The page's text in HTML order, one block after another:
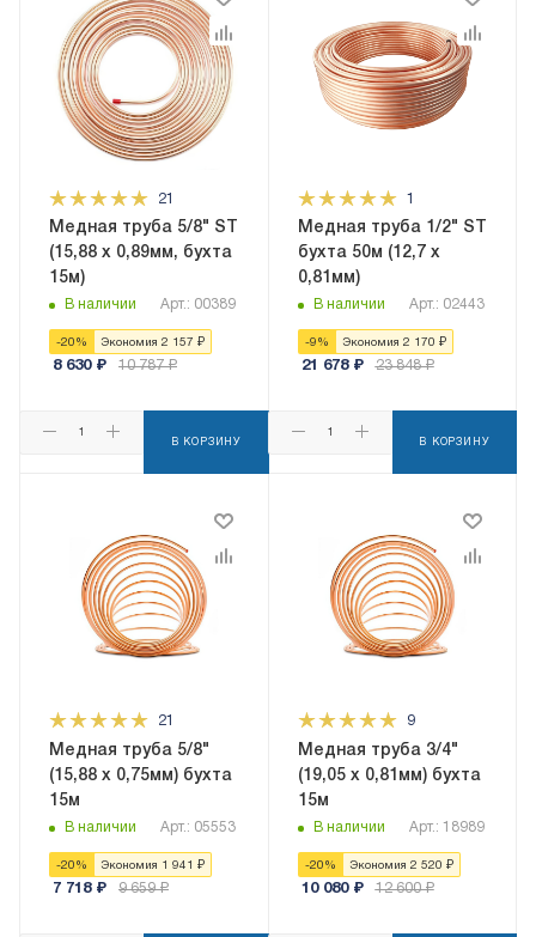
21
Медная труба 5/8" ST
(15,88 х 0,89мм, бухта
15м)
В наличии Арт.: 00389
-20 % Экономия 2 157 ₽
8 630₽ 10 787₽
В КОРЗИНУ
1
Медная труба 1/2" ST
бухта 50м (12,7 х
0,81мм)
В наличии Арт.: 02443
-9 % Экономия 2 170 ₽
21 678₽ 23 848₽
В КОРЗИНУ
21
Медная труба 5/8"
(15,88 x 0,75мм) бухта
15м
В наличии Арт.: 05553
-20 % Экономия 1 941 ₽
7 718₽ 9 659₽
9
Медная труба 3/4"
(19,05 x 0,81мм) бухта
15м
В наличии Арт.: 18989
-20 % Экономия 2 520 ₽
10 080₽ 12 600₽